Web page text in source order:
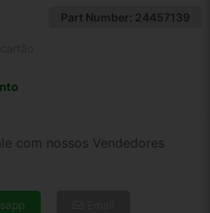
Part Number: 24457139
com nossos Vendedores